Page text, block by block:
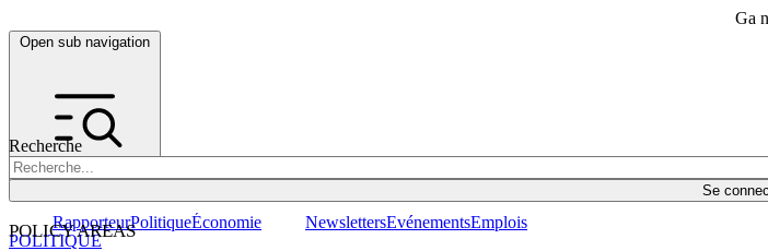
Ga
Open sub navigation
Recherche
Se
POLICY AREAS
RapporteurPolitiqueÉconomie NewslettersEvénementsEmplois
POLITIQUE